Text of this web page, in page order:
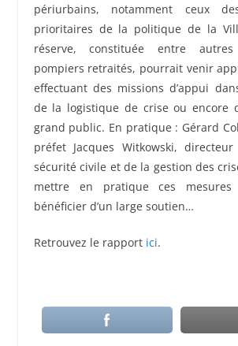
périurbains, notamment ceux
prioritaires de la politique de la
réserve, constituée entre
pompiers retraités, pourrait venir
effectuant des missions d’appui
de la logistique de crise ou encore
grand public. En pratique : Gérard
préfet Jacques Witkowski,
sécurité civile et de la gestion des
mettre en pratique ces
bénéficier d’un large soutien…
Retrouvez le rapport ici.